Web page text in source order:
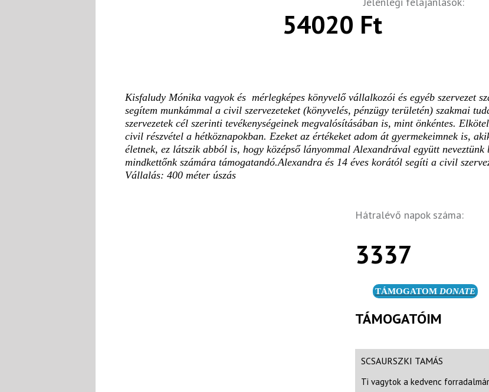
Kisfaludy Mónika vagyok és mérlegképes könyvelő vállalkozói és egyéb szervezet
segítem munkámmal a civil szervezeteket (könyvelés, pénzügy területén) szakmai
szervezetek cél szerinti tevékenységeinek megvalósításában is, mint önkéntes.
civil részvétel a hétköznapokban. Ezeket az értékeket adom át gyermekeimnek is,
életnek, ez látszik abból is, hogy középső lányommal Alexandrával együtt neveztünk
mindkettőnk számára támogatandó.Alexandra és 14 éves korától segíti a civil
Vállalás: 400 méter úszás
54020 Ft
Hátralévő napok száma:
3337
TÁMOGATOM DONATE
TÁMOGATÓIM
SCSAURSZKI TAMÁS
Ti vagytok a kedvenc